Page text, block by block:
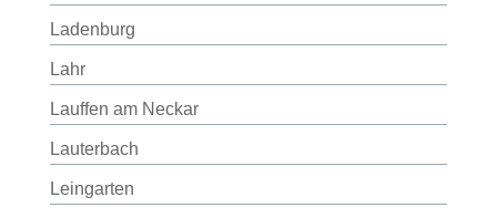
Ladenburg
Lahr
Lauffen am Neckar
Lauterbach
Leingarten